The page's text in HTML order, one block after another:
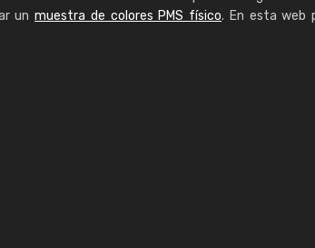
unmuestra de colores PMS físico. En esta web